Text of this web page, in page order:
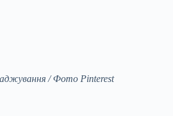
/ Фото Pinterest